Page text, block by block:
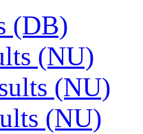
(DB)
(NU)
(NU)
(NU)